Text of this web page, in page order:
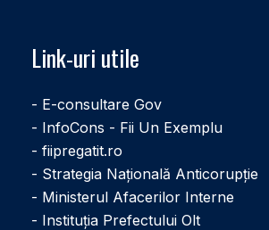
Link-uri utile
- E-consultare Gov
- InfoCons - Fii Un Exemplu
- fiipregatit.ro
- Strategia Națională Anticorupție
- Ministerul Afacerilor Interne
- Instituţia Prefectului Olt